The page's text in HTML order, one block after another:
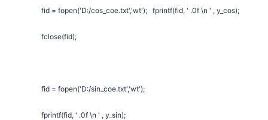
fid = fopen('D:/cos_coe.txt','wt'); fprintf(fid, ' .0f \n ' , y_cos);
fclose(fid);
fid = fopen('D:/sin_coe.txt','wt');
fprintf(fid, ' .0f \n ' , y_sin);